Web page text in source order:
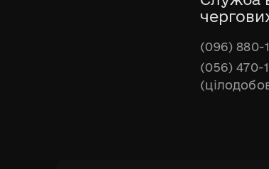
(096) 880-
(056) 470-